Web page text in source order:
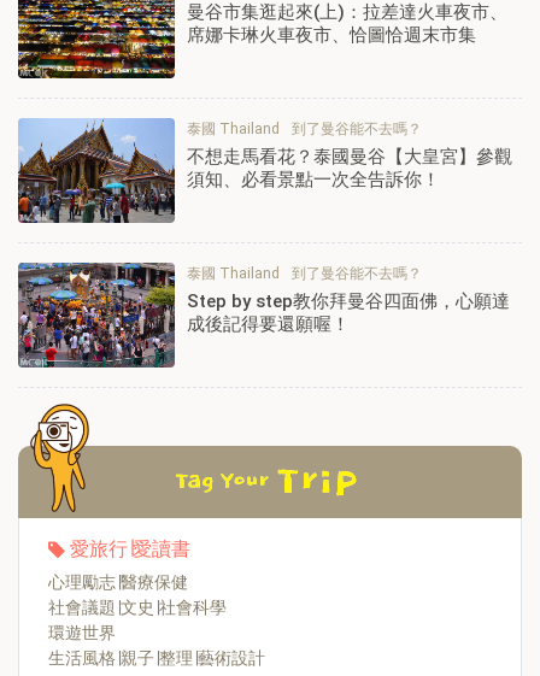
曼谷市集逛起來(上)：拉差達火車夜市、
席娜卡琳火車夜市、恰圖恰週末市集
泰國 Thailand 到了曼谷能不去嗎？
不想走馬看花？泰國曼谷【大皇宮】參觀
須知、必看景點一次全告訴你！
泰國 Thailand 到了曼谷能不去嗎？
Step by step教你拜曼谷四面佛，心願達
成後記得要還願喔！
愛旅行∣愛讀書
心理勵志∣醫療保健
社會議題∣文史∣社會科學
環遊世界
生活風格∣親子∣整理∣藝術設計